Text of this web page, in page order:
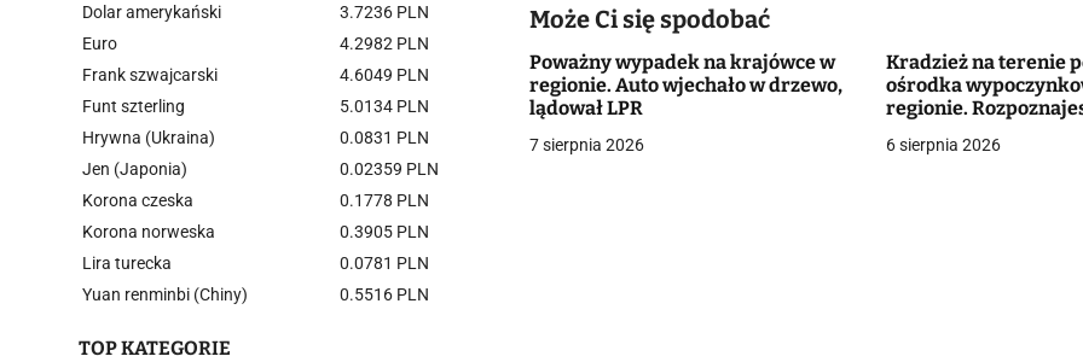
i
g
a
Może Ci się spodobać
Poważny wypadek na krajówce w
regionie. Auto wjechało w drzewo,
lądował LPR
7 sierpnia 2026
Kradzież na terenie
ośrodka
regionie.
6 sierpnia 2026
Dolar amerykański
3.7236 PLN
Euro
4.2982 PLN
Frank szwajcarski
4.6049 PLN
Funt szterling
5.0134 PLN
Hrywna (Ukraina)
0.0831 PLN
Jen (Japonia)
0.02359 PLN
Korona czeska
0.1778 PLN
Korona norweska
0.3905 PLN
Lira turecka
0.0781 PLN
Yuan renminbi (Chiny)
0.5516 PLN
TOP KATEGORIE